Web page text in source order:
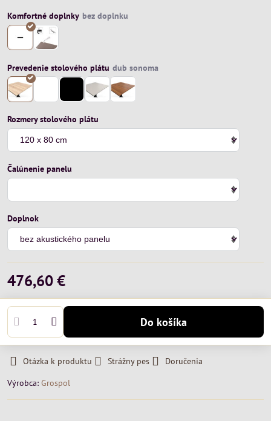
Komfortné doplnky
Prevedenie stolového plátu
Rozmery stolového plátu
Čalúnenie panelu
Doplnok
476,60 €
Do košíka
Otázka k produktu Strážny pes
Doručenia
Výrobca: Grospol